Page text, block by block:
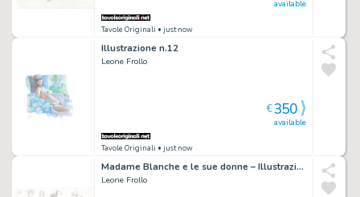
Tavole Originali • just now
available
Illustrazione n.12
Leone Frollo
Tavole Originali • just now
available
€350
Madame Blanche e le sue donne – Illustrazione n.325
Leone Frollo